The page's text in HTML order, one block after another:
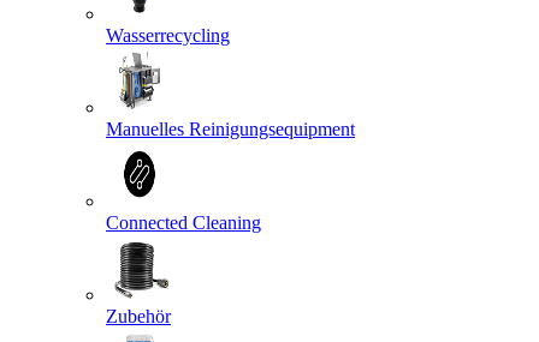
Wasserrecycling
Manuelles Reinigungsequipment
Connected Cleaning
Zubehör